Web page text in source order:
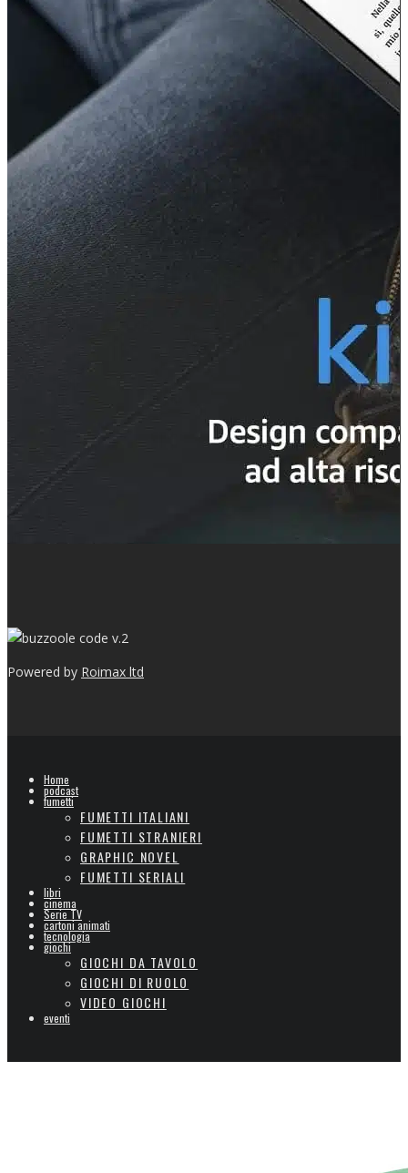
v.2
Powered by Roimax ltd
Home
podcast
fumetti
FUMETTI ITALIANI
FUMETTI STRANIERI
GRAPHIC NOVEL
FUMETTI SERIALI
libri
cinema
Serie TV
cartoni animati
tecnologia
giochi
GIOCHI DA TAVOLO
GIOCHI DI RUOLO
VIDEO GIOCHI
eventi